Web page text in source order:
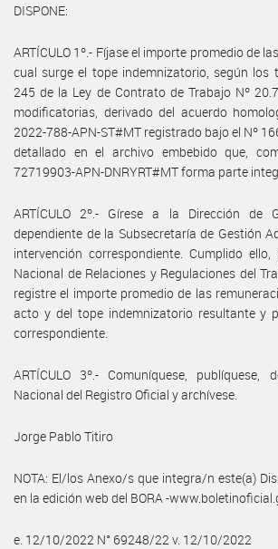
DISPONE:
ARTÍCULO 1º.- Fíjase el importe promedio de
cual surge el tope indemnizatorio, según los
245 de la Ley de Contrato de Trabajo Nº
modificatorias, derivado del acuerdo
2022-788-APN-ST#MT registrado bajo el Nº
detallado en el archivo embebido que,
72719903-APN-DNRYRT#MT forma parte
ARTÍCULO 2º.- Gírese a la Dirección de
dependiente de la Subsecretaría de Gestión
intervención correspondiente. Cumplido
Nacional de Relaciones y Regulaciones del
registre el importe promedio de las
acto y del tope indemnizatorio resultante y
correspondiente.
ARTÍCULO 3º.- Comuníquese,
Nacional del Registro Oficial y archívese.
Jorge Pablo Titiro
NOTA: El/los Anexo/s que integra/n este(a)
en la edición web del BORA -
e. 12/10/2022 N° 69248/22 v. 12/10/2022